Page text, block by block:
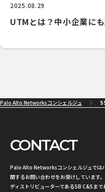
2025.08.29
UTMとは？中小企業に
Palo Alto Networksコンシェルジュ
CONTACT
Palo Alto Networksコンシェルジュでは
関するお問い合わせをお受けしています。
ディストリビューターであるSB C&Sまで